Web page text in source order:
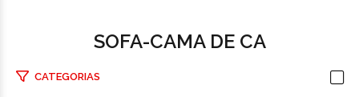
SOFA-CAMA DE CA
CATEGORIAS